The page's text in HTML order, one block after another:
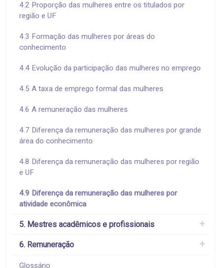
4.2 Proporção das mulheres entre os titulados por
região e UF
4.3 Formação das mulheres por áreas do
conhecimento
4.4 Evolução da participação das mulheres no emprego
4.5 A taxa de emprego formal das mulheres
4.6 A remuneração das mulheres
4.7 Diferença da remuneração das mulheres por grande
área do conhecimento
4.8 Diferença da remuneração das mulheres por região
e UF
4.9 Diferença da remuneração das mulheres por
atividade econômica
5. Mestres acadêmicos e profissionais
6. Remuneração
Glossário